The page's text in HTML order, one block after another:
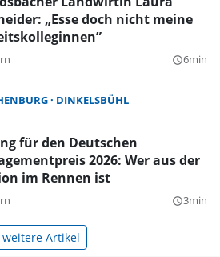
„Esse doch nicht meine
query_builder6min
DINKELSBÜHL
für den Deutschen
2026: Wer aus der
im Rennen ist
query_builder3min
weitere Artikel